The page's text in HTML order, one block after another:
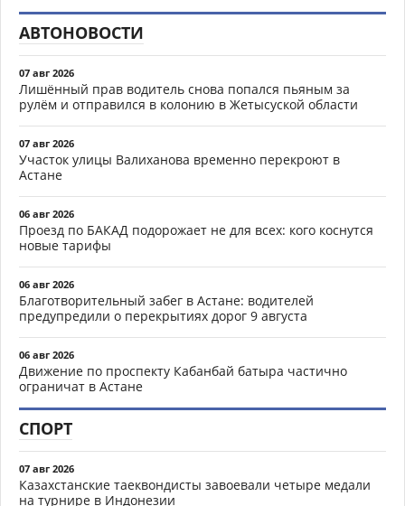
АВТОНОВОСТИ
07 авг 2026
Лишённый прав водитель снова попался пьяным за
рулём и отправился в колонию в Жетысуской области
07 авг 2026
Участок улицы Валиханова временно перекроют в
Астане
06 авг 2026
Проезд по БАКАД подорожает не для всех: кого коснутся
новые тарифы
06 авг 2026
Благотворительный забег в Астане: водителей
предупредили о перекрытиях дорог 9 августа
06 авг 2026
Движение по проспекту Кабанбай батыра частично
ограничат в Астане
СПОРТ
07 авг 2026
Казахстанские таеквондисты завоевали четыре медали
на турнире в Индонезии